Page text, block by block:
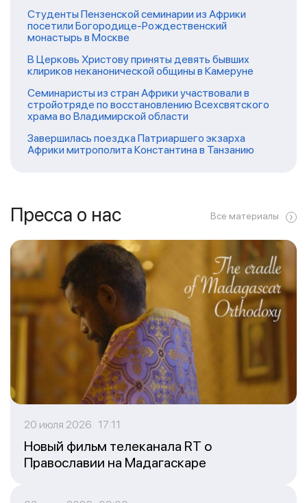
Студенты Пензенской семинарии из Африки
посетили Богородице-Рождественский
монастырь в Москве
В Церковь Христову приняты девять бывших
клириков неканонической общины в Камеруне
Семинаристы из стран Африки участвовали в
стройотряде по восстановлению Всехсвятского
храма во Владимирской области
Завершилась поездка Патриаршего экзарха
Африки митрополита Константина в Танзанию
Пресса о нас Все материалы
20 июля 2026 17:11
Новый фильм телеканала RT о
Православии на Мадагаскаре